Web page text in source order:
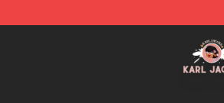
Karl Jacobs Store - Official